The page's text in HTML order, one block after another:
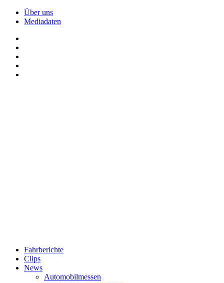
Über uns
Mediadaten
Fahrberichte
Clips
News
Automobilmessen